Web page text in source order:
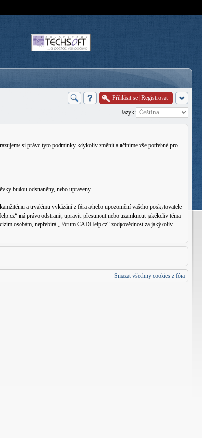
Přihlásit se Registrovat
Jazyk:
si právo tyto podmínky kdykoliv změnit a učiníme vše potřebné pro
budou odstraněny, nebo upraveny.
a trvalému vykázání z fóra a/nebo upozornění vašeho poskytovatele
má právo odstranit, upravit, přesunout nebo uzamknout jakékoliv téma
osobám, nepřebírá „Fórum CADHelp.cz“ zodpovědnost za jakýkoliv
Smazat všechny cookies z fóra